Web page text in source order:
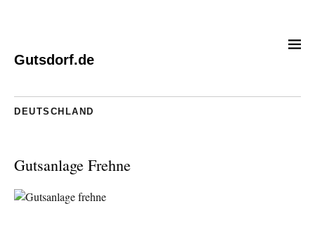
Gutsdorf.de
DEUTSCHLAND
Gutsanlage Frehne